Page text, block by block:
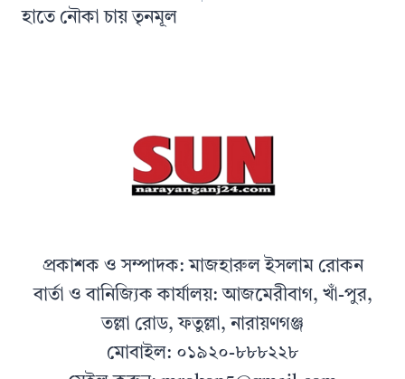
হাতে নৌকা চায় তৃনমূল
প্রকাশক ও সম্পাদক: মাজহারুল ইসলাম রোকন
বার্তা ও বানিজ্যিক কার্যালয়: আজমেরীবাগ, খাঁ-পুর,
তল্লা রোড, ফতুল্লা, নারায়ণগঞ্জ
মোবাইল: ০১৯২০-৮৮৮২২৮